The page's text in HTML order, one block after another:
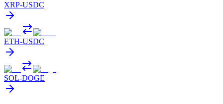
XRP-USDC
ETH-USDC
SOL-DOGE